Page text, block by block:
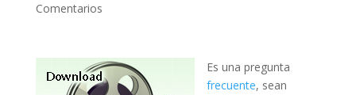
Comentarios
Es una pregunta
frecuente, sean